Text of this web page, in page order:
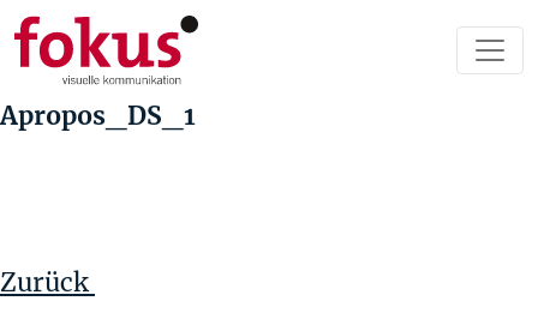
Apropos_DS_1
Zurück